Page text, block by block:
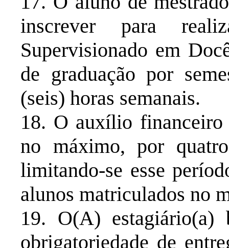
inscrever para
Supervisionado em
de graduação por
(seis) horas semanais.
18. O auxílio financeiro
no máximo, por
limitando-se esse
alunos matriculados no
19. O(A) estagiário(a)
obrigatoriedade de